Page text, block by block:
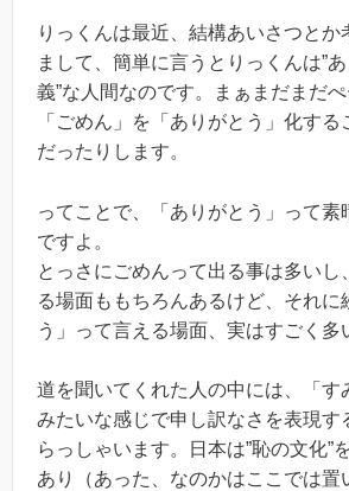
りっくんは最近、結構あいさつとか
まして、簡単に言うとりっくんは”
義”な人間なのです。まぁまだまだぺ
「ごめん」を「ありがとう」化する
だったりします。
ってことで、「ありがとう」って素
ですよ。
とっさにごめんって出る事は多いし
る場面ももちろんあるけど、それに
う」って言える場面、実はすごく多
道を聞いてくれた人の中には、「す
みたいな感じで申し訳なさを表現す
らっしゃいます。日本は”恥の文化”
あり（あった、なのかはここでは置